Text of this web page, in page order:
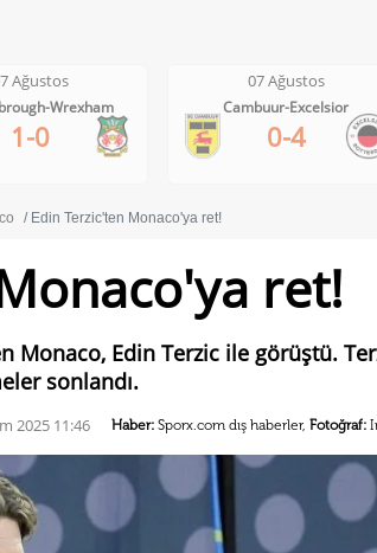
07 Ağustos
Excelsior
0-4
07 Ağustos
Bochum-Hertha Berlin
0-1
Edin Terzic'ten Monaco'ya ret!
ret!
Monaco, Edin Terzic ile görüştü.
sonlandı.
2025 11:46 Haber: Sporx.com dış haberler, Fotoğraf: